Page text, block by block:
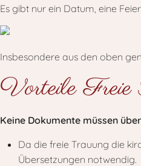
Es gibt nur ein Datum, eine
Insbesondere aus den oben
Vorteile
Keine Dokumente müssen
Da die freie Trauung die
Übersetzungen notwendig.